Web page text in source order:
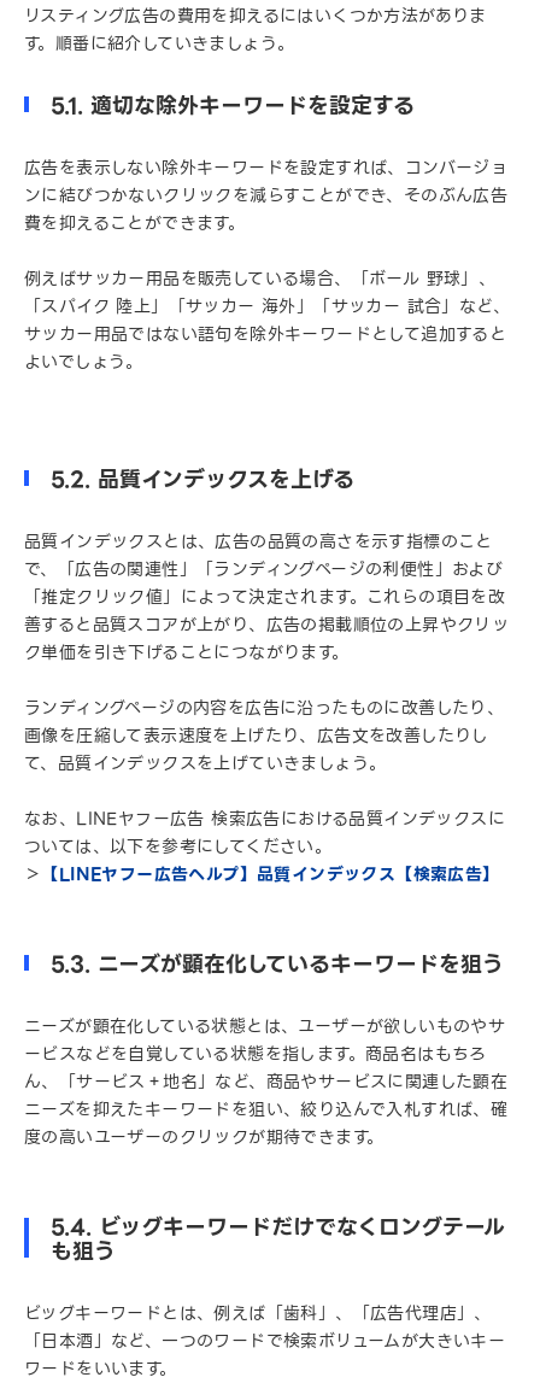
リスティング広告の費用を抑えるにはいくつか方法がありま
す。順番に紹介していきましょう。
5.1. 適切な除外キーワードを設定する
広告を表示しない除外キーワードを設定すれば、コンバージョ
ンに結びつかないクリックを減らすことができ、そのぶん広告
費を抑えることができます。
例えばサッカー用品を販売している場合、「ボール 野球」、
「スパイク 陸上」「サッカー 海外」「サッカー 試合」など、
サッカー用品ではない語句を除外キーワードとして追加すると
よいでしょう。
5.2. 品質インデックスを上げる
品質インデックスとは、広告の品質の高さを示す指標のこと
で、「広告の関連性」「ランディングページの利便性」および
「推定クリック値」によって決定されます。これらの項目を改
善すると品質スコアが上がり、広告の掲載順位の上昇やクリッ
ク単価を引き下げることにつながります。
ランディングページの内容を広告に沿ったものに改善したり、
画像を圧縮して表示速度を上げたり、広告文を改善したりし
て、品質インデックスを上げていきましょう。
なお、LINEヤフー広告 検索広告における品質インデックスに
ついては、以下を参考にしてください。
＞ 【LINEヤフー広告ヘルプ】品質インデックス【検索広告】
5.3. ニーズが顕在化しているキーワードを狙う
ニーズが顕在化している状態とは、ユーザーが欲しいものやサ
ービスなどを自覚している状態を指します。商品名はもちろ
ん、「サービス＋地名」など、商品やサービスに関連した顕在
ニーズを抑えたキーワードを狙い、絞り込んで入札すれば、確
度の高いユーザーのクリックが期待できます。
5.4. ビッグキーワードだけでなくロングテール
も狙う
ビッグキーワードとは、例えば「歯科」、「広告代理店」、
「日本酒」など、一つのワードで検索ボリュームが大きいキー
ワードをいいます。